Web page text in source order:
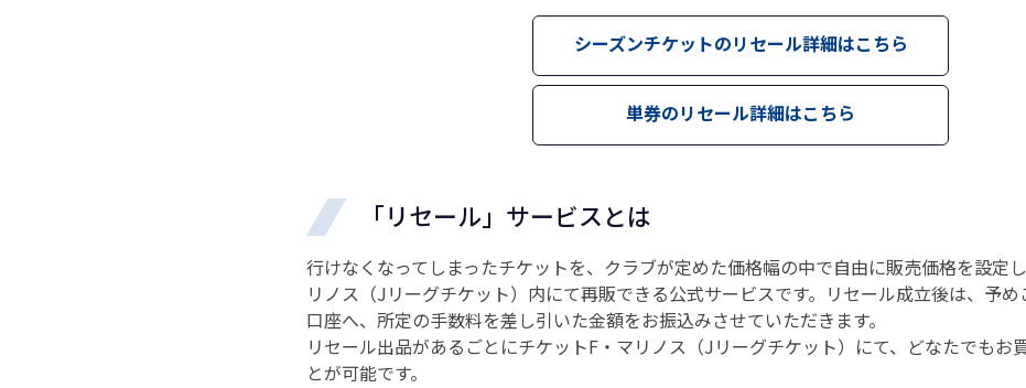
シーズンチケットのリセール詳細はこちら
単券のリセール詳細はこちら
「リセール」サービスとは
行けなくなってしまったチケットを、クラブが定めた価格幅の中で自由に販売価格を設定
リノス（Jリーグチケット）内にて再販できる公式サービスです。リセール成立後は、予
口座へ、所定の手数料を差し引いた金額をお振込みさせていただきます。
リセール出品があるごとにチケットF・マリノス（Jリーグチケット）にて、どなたでもお
とが可能です。